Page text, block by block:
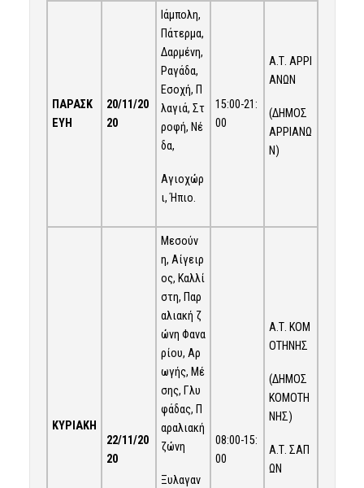
ΠΑΡΑΣΚ
ΕΥΗ
20/11/20
20
Ιάμπολη,
Πάτερμα,
Δαρμένη,
Ραγάδα,
Εσοχή, Π
λαγιά, Στ
ροφή, Νέ
δα,
Αγιοχώρ
ι, Ήπιο.
15:00-21:
00
Α.Τ. ΑΡΡΙ
ΑΝΩΝ
(ΔΗΜΟΣ
ΑΡΡΙΑΝΩ
Ν)
ΚΥΡΙΑΚΗ
22/11/20
20
Μεσούν
η, Αίγειρ
ος, Καλλί
στη, Παρ
αλιακή ζ
ώνη Φανα
ρίου, Αρ
ωγής, Μέ
σης, Γλυ
φάδας, Π
αραλιακή
ζώνη
Ξυλαγαν
08:00-15:
00
Α.Τ. ΚΟΜ
ΟΤΗΝΗΣ
(ΔΗΜΟΣ
ΚΟΜΟΤΗ
ΝΗΣ)
Α.Τ. ΣΑΠ
ΩΝ